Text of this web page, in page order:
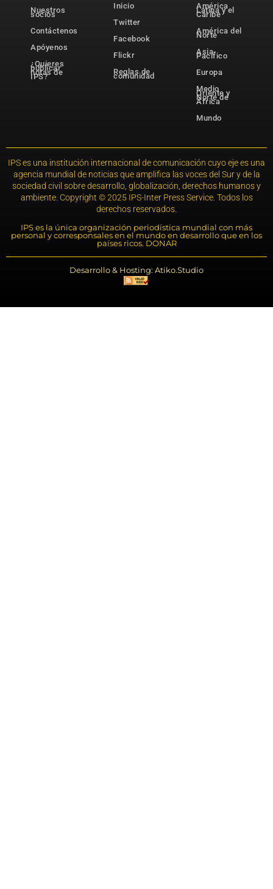
Nuestros
socios
Contáctenos
Apóyenos
¿Quieres
publicar
notas de
IPS?
Inicio
Twitter
Facebook
Flickr
Reglas de
comunidad
América
Latina y el
Caribe
América del
Norte
Asia-
Pacífico
Europa
Medio
Oriente y
Norte de
África
Mundo
IPS es una institución internacional de comunicación cuyo eje es una
agencia mundial de noticias que amplifica las voces del Sur y de la
sociedad civil sobre desarrollo, globalización, derechos humanos y
ambiente. Copyright © 2025 IPS-Inter Press Service. Todos los
derechos reservados.
IPS es la única organización periodística mundial con más
personal y corresponsales en el mundo en desarrollo que en los
países ricos. DONAR
Desarrollo & Hosting: Atiko.Studio